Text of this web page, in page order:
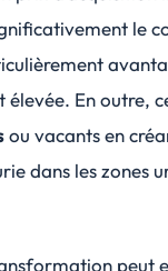
le
élevée. En outre,
ou vacants en
dans les zones
peut